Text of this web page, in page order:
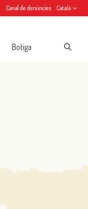
Canal de denúncies Català
Botiga